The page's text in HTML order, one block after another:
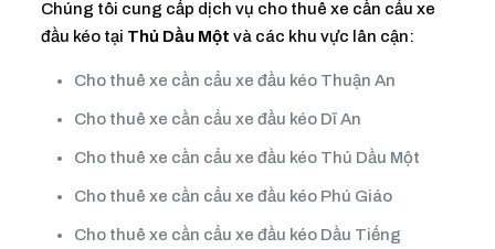
Chúng tôi cung cấp dịch vụ cho thuê xe cần cẩu xe
đầu kéo tại Thủ Dầu Một và các khu vực lân cận:
Cho thuê xe cần cẩu xe đầu kéo Thuận An
Cho thuê xe cần cẩu xe đầu kéo Dĩ An
Cho thuê xe cần cẩu xe đầu kéo Thủ Dầu Một
Cho thuê xe cần cẩu xe đầu kéo Phú Giáo
Cho thuê xe cần cẩu xe đầu kéo Dầu Tiếng